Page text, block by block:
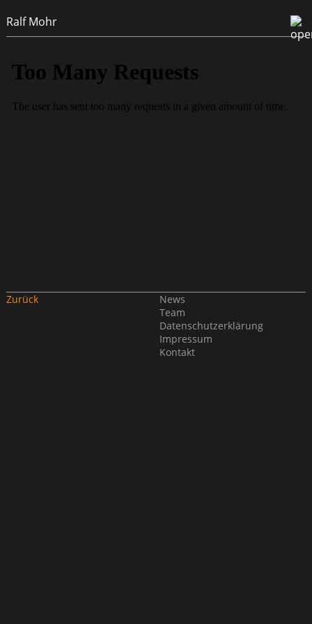
Ralf Mohr
Zurück
News
Team
Datenschutzerklärung
Impressum
Kontakt